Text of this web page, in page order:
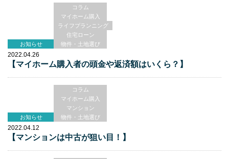
お知らせ
コラム
マイホーム購入
ライフプランニング
住宅ローン
物件・土地選び
2022.04.26
【マイホーム購入者の頭金や返済額はいくら？】
お知らせ
コラム
マイホーム購入
マンション
物件・土地選び
2022.04.12
【マンションは中古が狙い目！】